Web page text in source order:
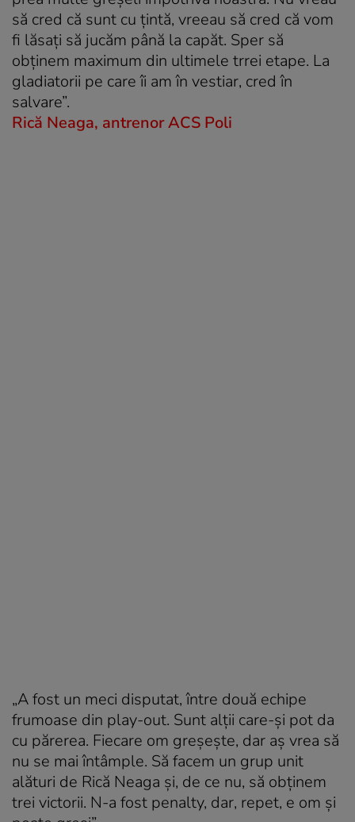
să cred că sunt cu țintă, vreeau să cred că vom
fi lăsați să jucăm până la capăt. Sper să
obținem maximum din ultimele trrei etape. La
gladiatorii pe care îi am în vestiar, cred în
salvare”.
Rică Neaga, antrenor ACS Poli
„A fost un meci disputat, între două echipe
frumoase din play-out. Sunt alții care-și pot da
cu părerea. Fiecare om greșește, dar aș vrea să
nu se mai întâmple. Să facem un grup unit
alături de Rică Neaga și, de ce nu, să obținem
trei victorii. N-a fost penalty, dar, repet, e om și